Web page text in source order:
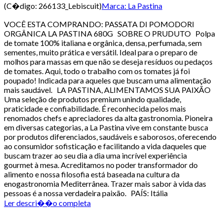
(C�digo: 266133_Lebiscuit)Marca: La Pastina
VOCÊ ESTA COMPRANDO: PASSATA DI POMODORI
ORGÂNICA LA PASTINA 680G SOBRE O PRUDUTO Polpa
de tomate 100% italiana e orgânica, densa, perfumada, sem
sementes, muito prática e versátil. Ideal para o preparo de
molhos para massas em que não se deseja resíduos ou pedaços
de tomates. Aqui, todo o trabalho com os tomates já foi
poupado! Indicada para aqueles que buscam uma alimentação
mais saudável. LA PASTINA, ALIMENTAMOS SUA PAIXÃO
Uma seleção de produtos premium unindo qualidade,
praticidade e confiabilidade. É reconhecida pelos mais
renomados chefs e apreciadores da alta gastronomia. Pioneira
em diversas categorias, a La Pastina vive em constante busca
por produtos diferenciados, saudáveis e saborosos, oferecendo
ao consumidor sofisticação e facilitando a vida daqueles que
buscam trazer ao seu dia a dia uma incrível experiência
gourmet à mesa. Acreditamos no poder transformador do
alimento e nossa filosofia está baseada na cultura da
enogastronomia Mediterrânea. Trazer mais sabor à vida das
pessoas é a nossa verdadeira paixão. PAÍS: Itália
Ler descri��o completa